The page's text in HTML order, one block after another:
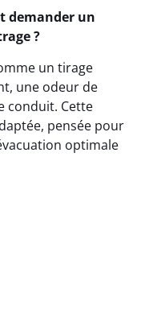
demander un
?
un tirage
une odeur de
conduit. Cette
pensée pour
optimale